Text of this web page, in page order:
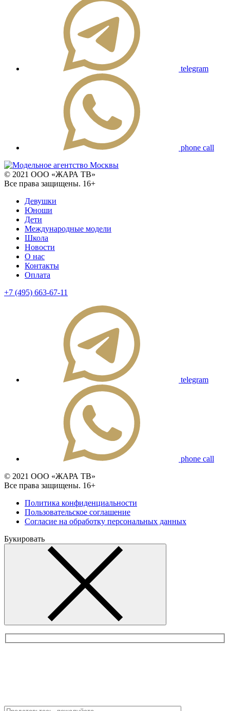
telegram
phone call
© 2021 ООО «ЖАРА ТВ»
Все права защищены. 16+
Девушки
Юноши
Дети
Международные модели
Школа
Новости
О нас
Контакты
Оплата
+7 (495) 663-67-11
telegram
phone call
© 2021 ООО «ЖАРА ТВ»
Все права защищены. 16+
Политика конфиденциальности
Пользовательское соглашение
Согласие на обработку персональных данных
Букировать